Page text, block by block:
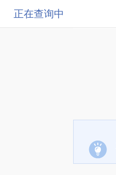
正在查询中